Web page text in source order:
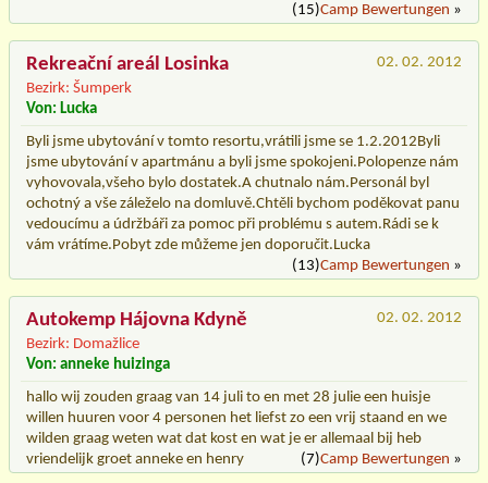
(15)Camp Bewertungen »
Rekreační areál Losinka
Bezirk: Šumperk
02. 02. 2012
Von: Lucka
Byli jsme ubytování v tomto resortu,vrátili jsme se 1.2.2012Byli
jsme ubytování v apartmánu a byli jsme spokojeni.Polopenze nám
vyhovovala,všeho bylo dostatek.A chutnalo nám.Personál byl
ochotný a vše záleželo na domluvě.Chtěli bychom poděkovat panu
vedoucímu a údržbáři za pomoc při problému s autem.Rádi se k
vám vrátíme.Pobyt zde můžeme jen doporučit.Lucka
(13)Camp Bewertungen »
Autokemp Hájovna Kdyně
Bezirk: Domažlice
02. 02. 2012
Von: anneke huizinga
hallo wij zouden graag van 14 juli to en met 28 julie een huisje
willen huuren voor 4 personen het liefst zo een vrij staand en we
wilden graag weten wat dat kost en wat je er allemaal bij heb
vriendelijk groet anneke en henry
(7)Camp Bewertungen »